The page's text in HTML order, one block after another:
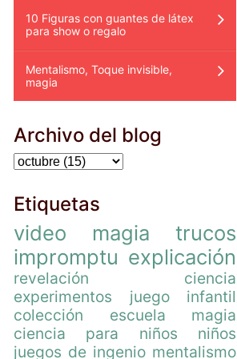
10 Figuras con guantes de látex
para show o regalo
Mentalismo, Toque invisible,
magia
Archivo del blog
Etiquetas
video magia
trucos
impromptu explicación
revelación
ciencia
experimentos
juego
infantil
colección
escuela magia
ciencia para niños
niños
juegos de ingenio mentalismo